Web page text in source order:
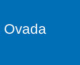
Ovada